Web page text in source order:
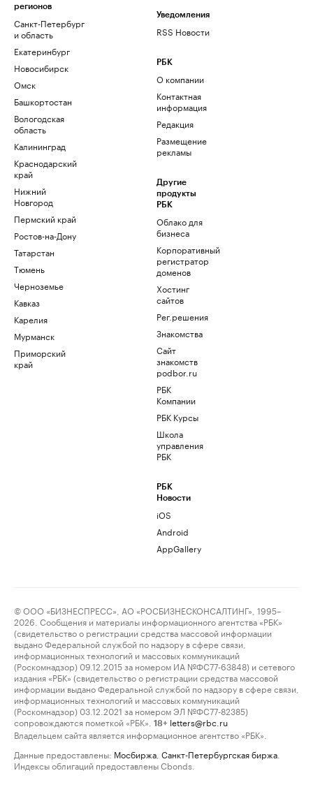
регионов
Санкт-Петербург
и область
Екатеринбург
Новосибирск
Омск
Башкортостан
Вологодская
область
Калининград
Краснодарский
край
Нижний
Новгород
Пермский край
Ростов-на-Дону
Татарстан
Тюмень
Черноземье
Кавказ
Карелия
Мурманск
Приморский
край
Уведомления
RSS Новости
РБК
О компании
Контактная
информация
Редакция
Размещение
рекламы
Другие
продукты
РБК
Облако для
бизнеса
Корпоративный
регистратор
доменов
Хостинг
сайтов
Рег.решения
Знакомства
Сайт
знакомств
podbor.ru
РБК
Компании
РБК Курсы
Школа
управления
РБК
РБК
Новости
iOS
Android
AppGallery
© ООО «БИЗНЕСПРЕСС», АО «РОСБИЗНЕСКОНСАЛТИНГ», 1995–
2026. Сообщения и материалы информационного агентства «РБК»
(свидетельство о регистрации средства массовой информации
выдано Федеральной службой по надзору в сфере связи,
информационных технологий и массовых коммуникаций
(Роскомнадзор) 09.12.2015 за номером ИА №ФС77-63848) и сетевого
издания «РБК» (свидетельство о регистрации средства массовой
информации выдано Федеральной службой по надзору в сфере связи,
информационных технологий и массовых коммуникаций
(Роскомнадзор) 03.12.2021 за номером ЭЛ №ФС77-82385)
сопровождаются пометкой «РБК».
18+ letters@rbc.ru
Владельцем сайта является информационное агентство «РБК».
Данные предоставлены: Мосбиржа Санкт-Петербургская биржа
Индексы облигаций предоставлены Cbonds.